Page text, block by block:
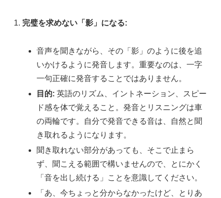
完璧を求めない「影」になる:
音声を聞きながら、その「影」のように後を追
いかけるように発音します。重要なのは、一字
一句正確に発音することではありません。
目的: 英語のリズム、イントネーション、スピー
ド感を体で覚えること。発音とリスニングは車
の両輪です。自分で発音できる音は、自然と聞
き取れるようになります。
聞き取れない部分があっても、そこで止まら
ず、聞こえる範囲で構いませんので、とにかく
「音を出し続ける」ことを意識してください。
「あ、今ちょっと分からなかったけど、とりあ